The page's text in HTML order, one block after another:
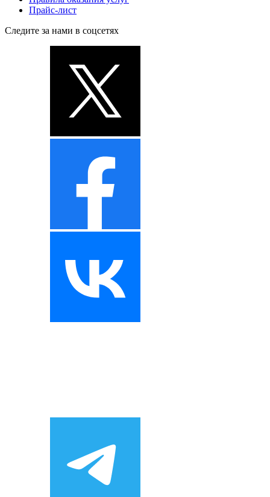
Прайс-лист
Следите за нами в соцсетях